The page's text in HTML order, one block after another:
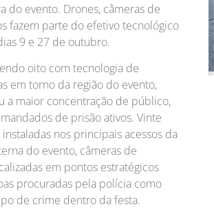
do evento. Drones, câmeras de
fazem parte do efetivo tecnológico
9 e 27 de outubro.
oito com tecnologia de
em torno da região do evento,
a maior concentração de público,
de prisão ativos. Vinte
nos principais acessos da
do evento, câmeras de
em pontos estratégicos
procuradas pela polícia como
de crime dentro da festa.